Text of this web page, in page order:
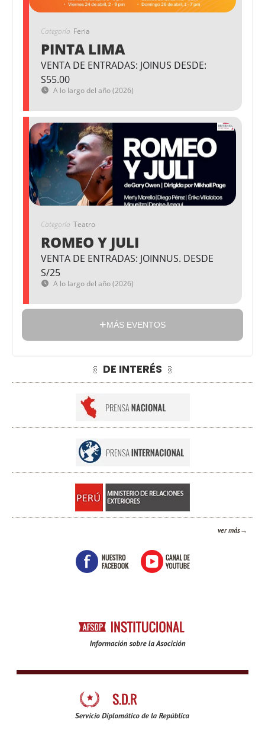
Categoría Feria
PINTA LIMA
VENTA DE ENTRADAS: JOINUS DESDE:
S55.00
A lo largo del año (2026)
Categoría Teatro
ROMEO Y JULI
VENTA DE ENTRADAS: JOINNUS. DESDE
S/25
A lo largo del año (2026)
MÁS EVENTOS
DE INTERÉS
ver más